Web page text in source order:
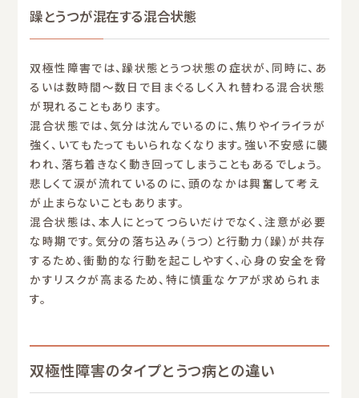
躁とうつが混在する混合状態
双極性障害では、躁状態とうつ状態の症状が、同時に、あ
るいは数時間〜数日で目まぐるしく入れ替わる混合状態
が現れることもあります。
混合状態では、気分は沈んでいるのに、焦りやイライラが
強く、いてもたってもいられなくなります。強い不安感に襲
われ、落ち着きなく動き回ってしまうこともあるでしょう。
悲しくて涙が流れているのに、頭のなかは興奮して考え
が止まらないこともあります。
混合状態は、本人にとってつらいだけでなく、注意が必要
な時期です。気分の落ち込み（うつ）と行動力（躁）が共存
するため、衝動的な行動を起こしやすく、心身の安全を脅
かすリスクが高まるため、特に慎重なケアが求められま
す。
双極性障害のタイプとうつ病との違い